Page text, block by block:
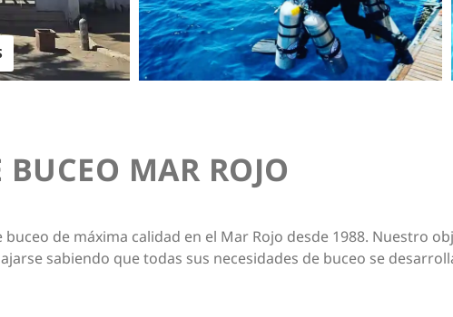
MAR ROJO
buceo de máxima calidad en el Mar Rojo desde 1988. Nuestro
sabiendo que todas sus necesidades de buceo se